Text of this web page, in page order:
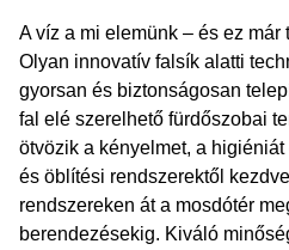
A víz a mi elemünk – és ez már
Olyan innovatív falsík alatti
gyorsan és biztonságosan
fal elé szerelhető fürdőszobai
ötvözik a kényelmet, a
és öblítési rendszerektől
rendszereken át a mosdótér
berendezésekig. Kiváló